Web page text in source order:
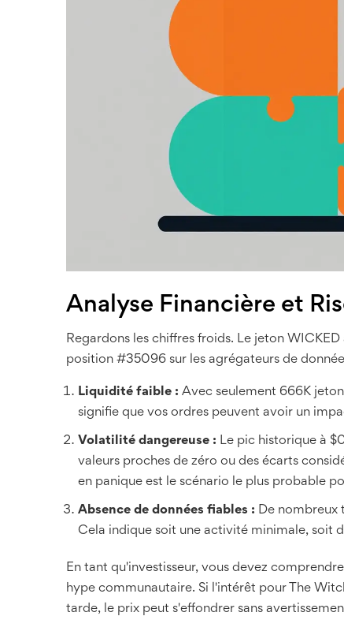
Analyse Financière et
Regardons les chiffres froids. Le jeton
position #35096 sur les agrégateurs de
Liquidité faible : Avec seulement 666K
signifie que vos ordres peuvent avoir un
Volatilité dangereuse : Le pic historique à
valeurs proches de zéro ou des écarts
en panique est le scénario le plus probable
Absence de données fiables : De nombreux
Cela indique soit une activité minimale, soit
En tant qu'investisseur, vous devez
hype communautaire. Si l'intérêt pour The
tarde, le prix peut s'effondrer sans